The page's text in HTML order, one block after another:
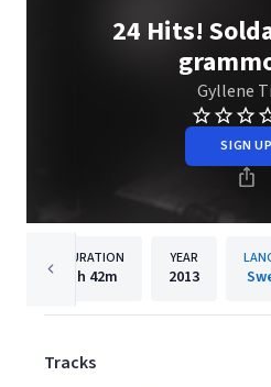
24 Hits!
Gyllene
SIGN UP
DURATION
1h 42m
YEAR
2013
Tracks